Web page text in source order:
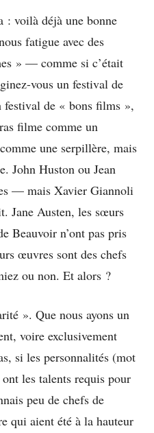
: voilà déjà une bonne
fatigue avec des
» — comme si c’était
vous un festival de
festival de « bons films »,
filme comme un
une serpillère, mais
John Huston ou Jean
— mais Xavier Giannoli
Jane Austen, les sœurs
Beauvoir n’ont pas pris
œuvres sont des chefs
ou non. Et alors ?
». Que nous ayons un
voire exclusivement
si les personnalités (mot
les talents requis pour
peu de chefs de
qui aient été à la hauteur